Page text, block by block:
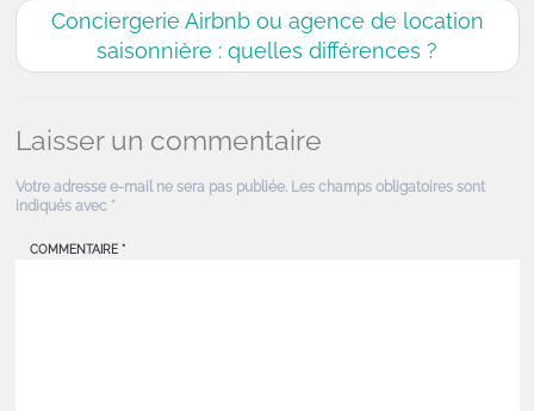
Conciergerie Airbnb ou agence de location
saisonnière : quelles différences ?
Laisser un commentaire
Votre adresse e-mail ne sera pas publiée. Les champs obligatoires sont
indiqués avec *
COMMENTAIRE *